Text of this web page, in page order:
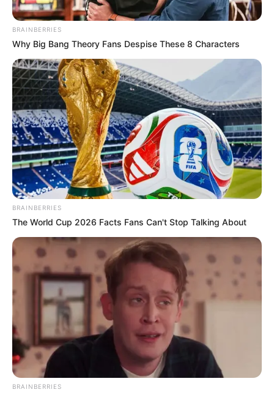
Japan's Greatest Doctors Say Memory Loss Isn't
Age: Just Stop Drinking These 3 Beverages
NEUROMIND PRO
Arthrologist Begs To Stop Buying Knee Braces - Do
This Instead
FORGE BODY
BRAINBERRIES
Why Big Bang Theory Fans Despise These 8 Characters
BRAINBERRIES
The World Cup 2026 Facts Fans Can't Stop Talking About
BRAINBERRIES